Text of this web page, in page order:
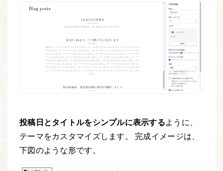
投稿日とタイトルをシンプルに表示するように、
テーマをカスタマイズします。 完成イメージは、
下図のような形です。